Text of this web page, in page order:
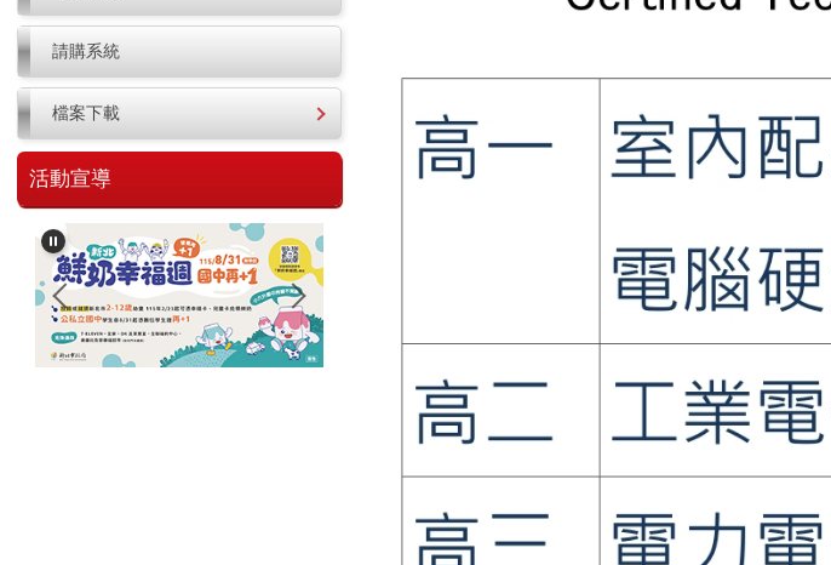
請購系統
檔案下載
活動宣導